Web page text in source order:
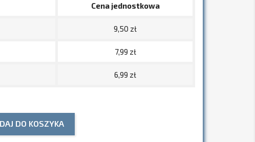
Cena jednostkowa
9,50 zł
7,99 zł
6,99 zł
DO KOSZYKA